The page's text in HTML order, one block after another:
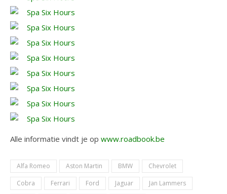
Alle informatie vindt je op www.roadbook.be
Alfa Romeo Aston Martin BMW
Chevrolet
Cobra
Ferrari Ford Jaguar
Jan Lammers